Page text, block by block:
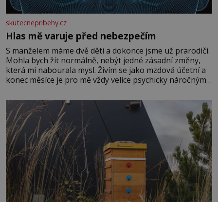
skutecnepribehy.cz
Hlas mě varuje před nebezpečím
S manželem máme dvě děti a dokonce jsme už prarodiči.
Mohla bych žít normálně, nebýt jedné zásadní změny,
která mi nabourala mysl. Živím se jako mzdová účetní a
konec měsíce je pro mě vždy velice psychicky náročným
dál častěji volá o pomoc, co se hlídání týče. Dalo by se